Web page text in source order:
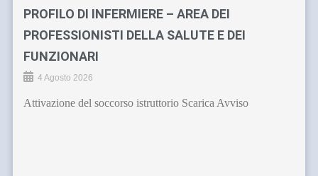
PROFILO DI INFERMIERE – AREA DEI
PROFESSIONISTI DELLA SALUTE E DEI
FUNZIONARI
4 Agosto 2026
Attivazione del soccorso istruttorio Scarica Avviso